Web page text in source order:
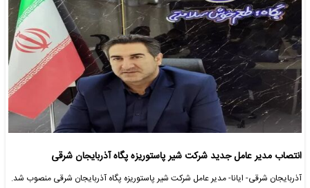
انتصاب مدیر عامل جدید شرکت شیر پاستوریزه پگاه آذربایجان شرقی
آذربایجان شرقی- ایانا- مدیر عامل شرکت شیر پاستوریزه پگاه آذربایجان شرقی منصوب شد.